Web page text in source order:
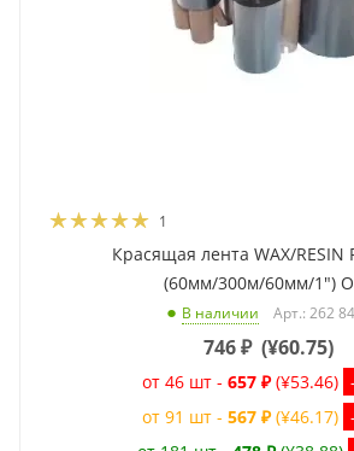
1
Красящая лента WAX/RESIN
(60мм/300м/60мм/1")
В наличии Арт.: 262
746₽ (¥60.75)
от 46 шт - 657 ₽ (¥53.46)
от 91 шт - 567 ₽ (¥46.17)